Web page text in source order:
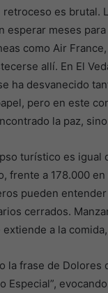
retroceso es brutal.
esperar meses
como Air
allí. En El
ha desvanecido
pero en este
la paz,
turístico es igual
frente a 178.000
pueden
cerrados.
extiende a la
la frase de Dolores
Especial”,